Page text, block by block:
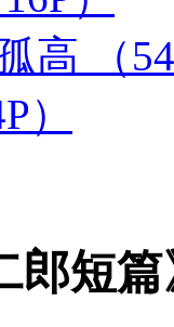
高
（
）
郎短